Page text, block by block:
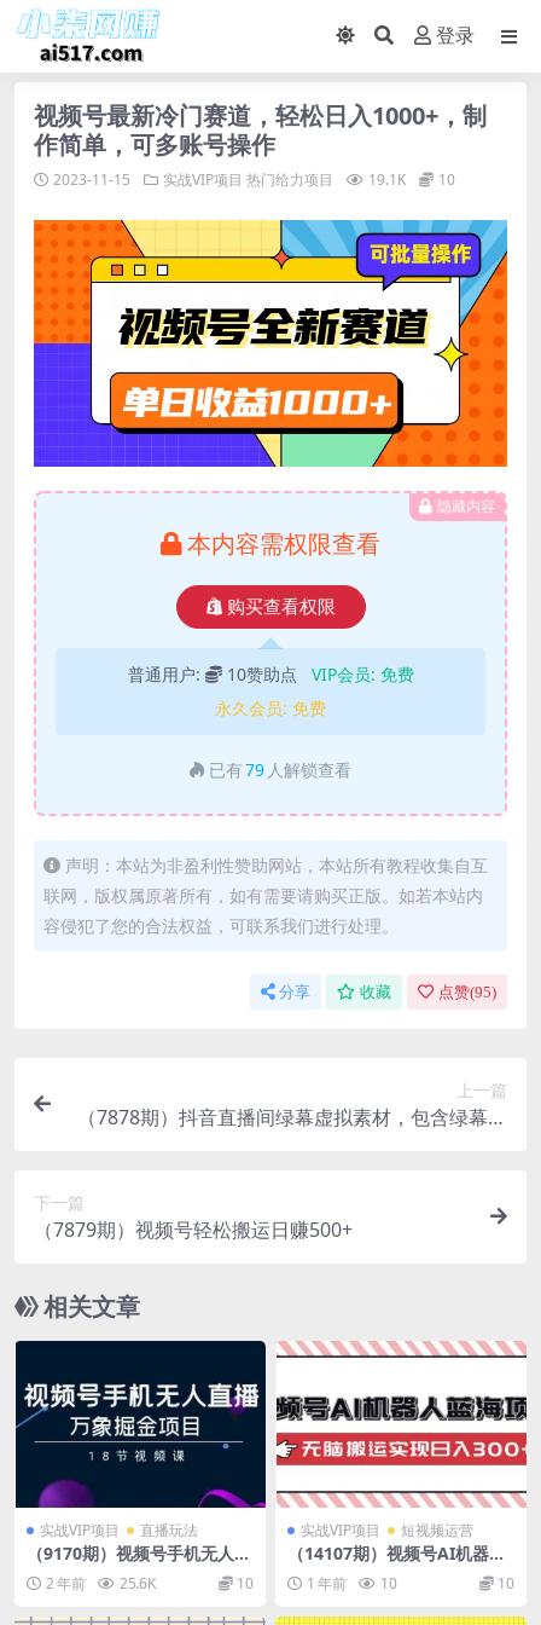
登录
视频号最新冷门赛道，轻松日入1000+，制
作简单，可多账号操作
2023-11-15 实战VIP项目 热门给力项目 19.1K 10
隐藏内容
本内容需权限查看
购买查看权限
普通用户: 10赞助点 VIP会员: 免费
永久会员: 免费
已有79 人解锁查看
声明：本站为非盈利性赞助网站，本站所有教程收集自互
联网，版权属原著所有，如有需要请购买正版。如若本站内
容侵犯了您的合法权益，可联系我们进行处理。
分享 收藏 点赞(95)
上一篇
（7878期）抖音直播间绿幕虚拟素材，包含绿幕直
下一篇
（7879期）视频号轻松搬运日赚500+
相关文章
实战VIP项目 直播玩法
（9170期）视频号手机无人直
播-万象掘金项目（18节视频
课）2 年前 25.6K 10
实战VIP项目 短视频运营
（14107期）视频号AI机器人
蓝海项目，操作简单适合0基
础小白，无脑搬运实现日入30
0+
1 年前 10 10